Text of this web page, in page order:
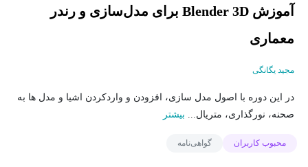
آموزش Blender 3D برای مدل‌سازی و رندر
معماری
مجید یگانگی
در این دوره با اصول مدل سازی، افزودن و واردکردن اشیا و مدل ها به
صحنه، نورگذاری، متریال... بیشتر
محبوب کاربران گواهی‌نامه